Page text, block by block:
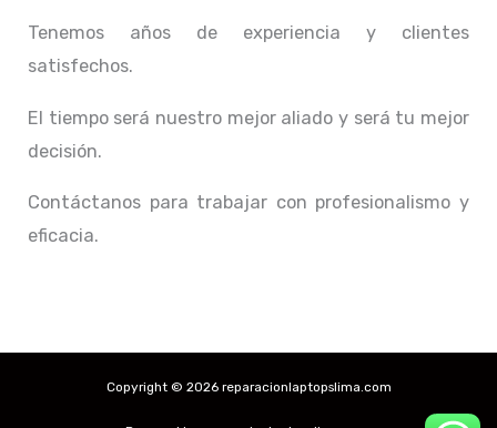
Tenemos años de experiencia y clientes
satisfechos.
El tiempo será nuestro mejor aliado y será tu mejor
decisión.
Contáctanos para trabajar con profesionalismo y
eficacia.
Copyright © 2026 reparacionlaptopslima.com